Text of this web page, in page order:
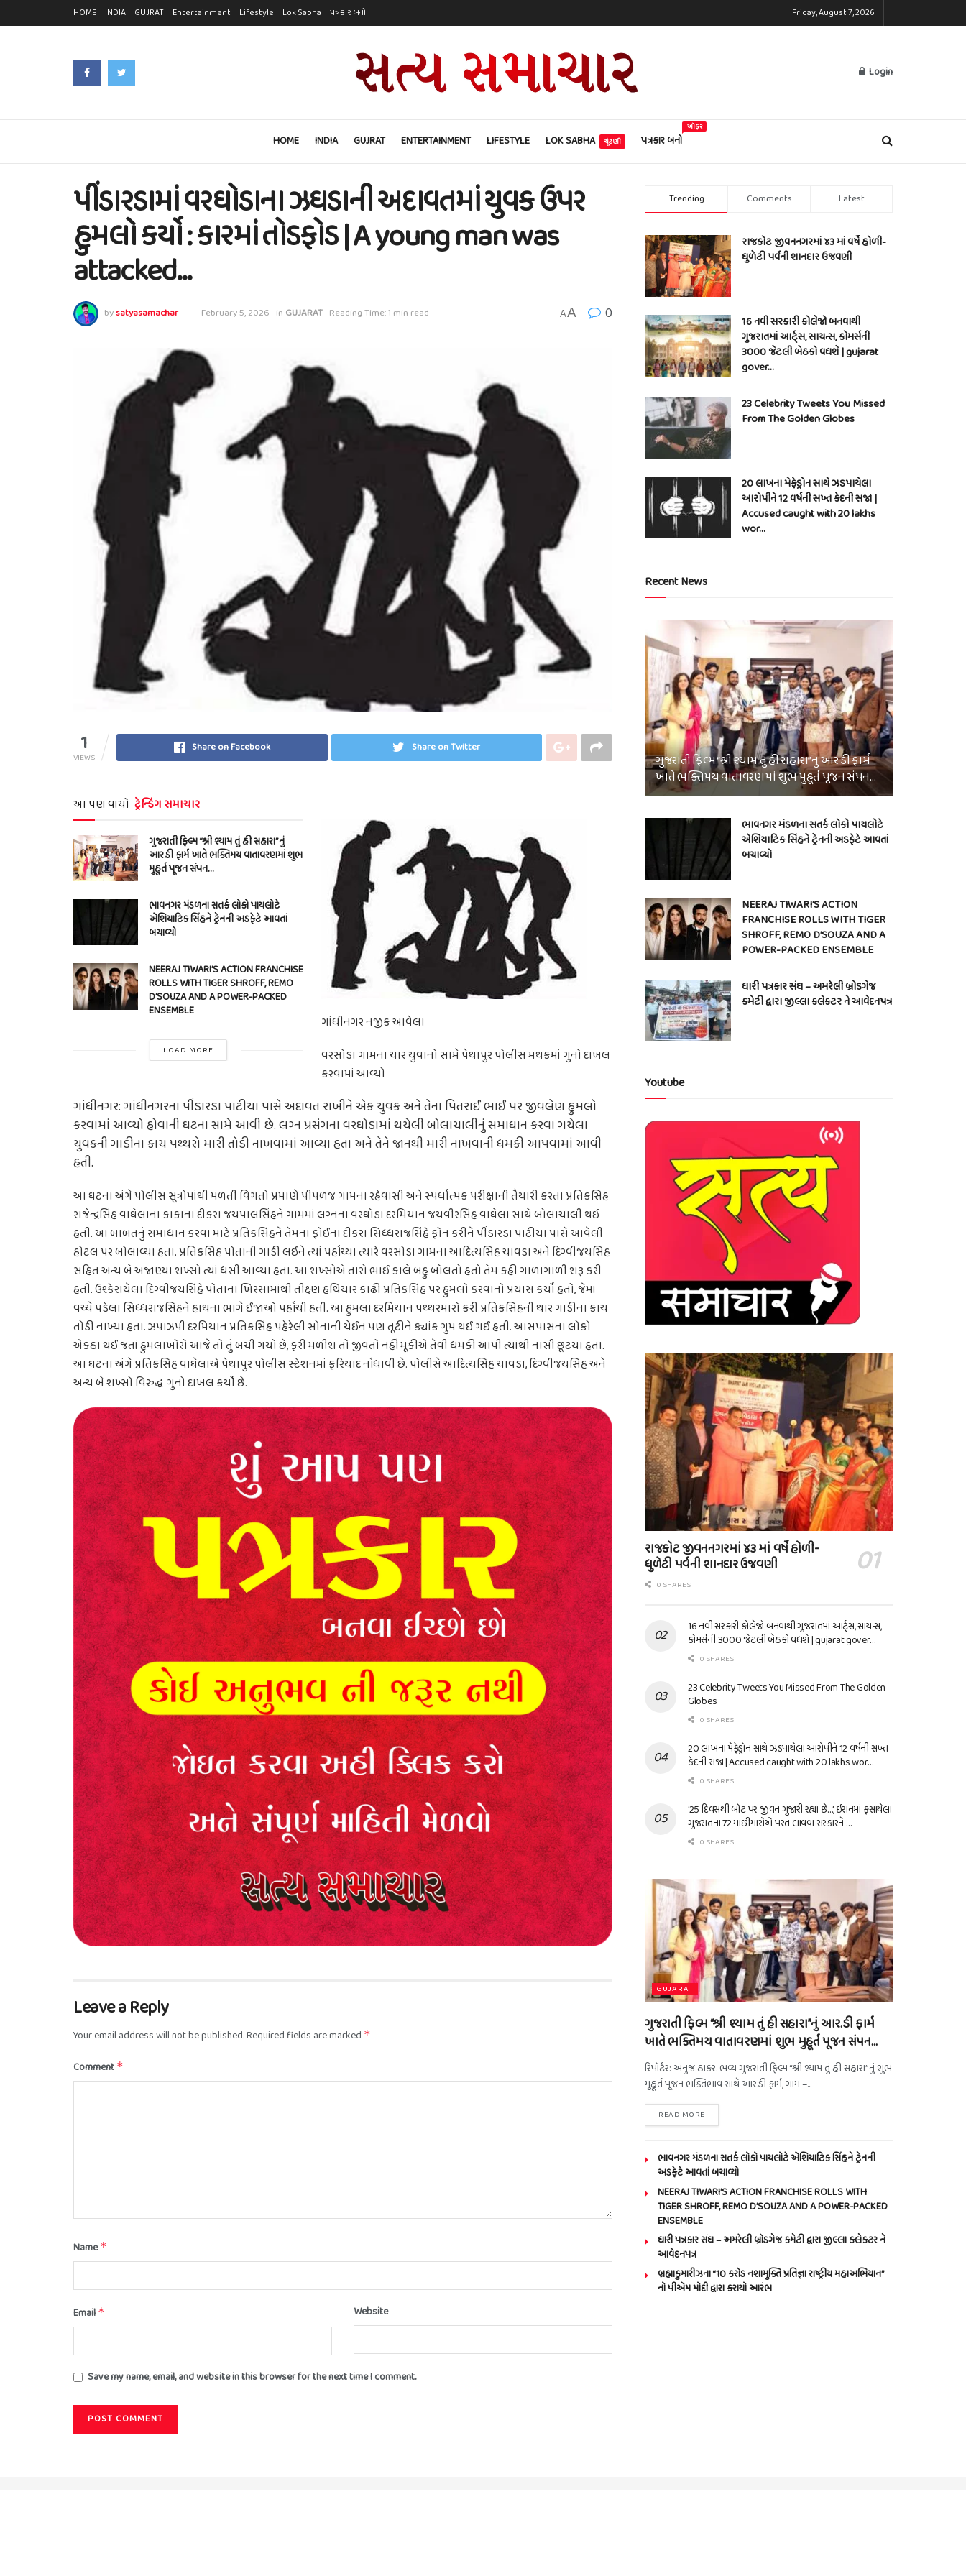
HOME INDIA GUJRAT Entertainment Lifestyle Lok Sabha પત્રકાર બનો Friday, August 7, 2026
Login
HOME INDIA GUJRAT ENTERTAINMENT LIFESTYLE LOK SABHA ચૂંટણી પત્રકાર બનો
ઓફર
પીંડારડામાં વરઘોડાના ઝઘડાની અદાવતમાં યુવક ઉપર
હુમલો કર્યો : કારમાં તોડફોડ | A young man was
attacked…
bysatyasamachar February 5, 2026 in GUJARAT Reading Time: 1 min read AA 0
1
VIEWS
Share on Facebook Share on Twitter
આ પણ વાંચો ટ્રેન્ડિંગ સમાચાર
ગુજરાતી ફિલ્મ “શ્રી શ્યામ તું હી સહારા”નું
આર.ડી ફાર્મ ખાતે ભક્તિમય વાતાવરણમાં શુભ
મુહૂર્ત પૂજન સંપન…
ભાવનગર મંડળના સતર્ક લોકો પાયલોટે
એશિયાટિક સિંહને ટ્રેનની અડફેટે આવતાં
બચાવ્યો
NEERAJ TIWARI’S ACTION FRANCHISE
ROLLS WITH TIGER SHROFF, REMO
D’SOUZA AND A POWER-PACKED
ENSEMBLE
LOAD MORE
ગાંધીનગર નજીક આવેલા
વરસોડા ગામના ચાર યુવાનો સામે પેથાપુર પોલીસ મથકમાં ગુનો દાખલ
કરવામાં આવ્યો
ગાંધીનગર: ગાંધીનગરના પીંડારડા પાટીયા પાસે અદાવત રાખીને એક યુવક અને તેના પિતરાઈ ભાઈ પર જીવલેણ હુમલો
કરવામાં આવ્યો હોવાની ઘટના સામે આવી છે. લગ્ન પ્રસંગના વરઘોડામાં થયેલી બોલાચાલીનું સમાધાન કરવા ગયેલા
યુવકની ગાડીના કાચ પથ્થરો મારી તોડી નાખવામાં આવ્યા હતા અને તેને જાનથી મારી નાખવાની ધમકી આપવામાં આવી
હતી.
આ ઘટના અંગે પોલીસ સૂત્રોમાંથી મળતી વિગતો પ્રમાણે પીપળજ ગામના રહેવાસી અને સ્પર્ધાત્મક પરીક્ષાની તૈયારી કરતા પ્રતિકસિંહ
રાજેન્દ્રસિંહ વાઘેલાના કાકાના દીકરા જયપાલસિંહને ગામમાં લગ્નના વરઘોડા દરમિયાન જયવીરસિંહ વાઘેલા સાથે બોલાચાલી થઈ
હતી. આ બાબતનું સમાધાન કરવા માટે પ્રતિકસિંહને તેમના ફોઈના દીકરા સિધ્ધરાજસિંહે ફોન કરીને પીંડારડા પાટીયા પાસે આવેલી
હોટલ પર બોલાવ્યા હતા. પ્રતિકસિંહ પોતાની ગાડી લઈને ત્યાં પહોંચ્યા ત્યારે વરસોડા ગામના આદિત્યસિંહ ચાવડા અને દિગ્વીજયસિંહ
સહિત અન્ય બે અજાણ્યા શખ્સો ત્યાં ધસી આવ્યા હતા. આ શખ્સોએ તારો ભાઈ કાલે બહુ બોલતો હતો તેમ કહી ગાળાગાળી શરૂ કરી
હતી. ઉશ્કેરાયેલા દિગ્વીજયસિંહે પોતાના ખિસ્સામાંથી તીક્ષ્ણ હથિયાર કાઢી પ્રતિકસિંહ પર હુમલો કરવાનો પ્રયાસ કર્યો હતો, જેમાં
વચ્ચે પડેલા સિધ્ધરાજસિંહને હાથના ભાગે ઈજાઓ પહોંચી હતી. આ હુમલા દરમિયાન પથ્થરમારો કરી પ્રતિકસિંહની થાર ગાડીના કાચ
તોડી નાખ્યા હતા. ઝપાઝપી દરમિયાન પ્રતિકસિંહ પહેરેલી સોનાની ચેઈન પણ તૂટીને ક્યાંક ગુમ થઈ ગઈ હતી. આસપાસના લોકો
એકઠા થઈ જતાં હુમલાખોરો આજે તો તું બચી ગયો છે, ફરી મળીશ તો જીવતો નહીં મૂકીએ તેવી ધમકી આપી ત્યાંથી નાસી છૂટયા હતા.
આ ઘટના અંગે પ્રતિકસિંહ વાઘેલાએ પેથાપુર પોલીસ સ્ટેશનમાં ફરિયાદ નોંધાવી છે. પોલીસે આદિત્યસિંહ ચાવડા, દિગ્વીજયસિંહ અને
અન્ય બે શખ્સો વિરુદ્ધ ગુનો દાખલ કર્યો છે.
Leave a Reply
Your email address will not be published.Required fields are marked *
Comment *
Name*
Email * Website
Save my name, email, and website in this browser for the next time I comment.
Trending Comments Latest
રાજકોટ જીવનનગરમાં ૪૩ માં વર્ષે હોળી-
ધુળેટી પર્વની શાનદાર ઉજવણી
16 નવી સરકારી કોલેજો બનવાથી
ગુજરાતમાં આર્ટ્સ, સાયન્સ, કોમર્સની
3000 જેટલી બેઠકો વધશે | gujarat
gover…
23 Celebrity Tweets You Missed
From The Golden Globes
20 લાખના મેફેડ્રોન સાથે ઝડપાયેલા
આરોપીને 12 વર્ષની સખ્ત કેદની સજા |
Accused caught with 20 lakhs
wor…
Recent News
ગુજરાતી ફિલ્મ “શ્રી શ્યામ તું હી સહારા”નું આર.ડી ફાર્મ
ખાતે ભક્તિમય વાતાવરણમાં શુભ મુહૂર્ત પૂજન સંપન…
ભાવનગર મંડળના સતર્ક લોકો પાયલોટે
એશિયાટિક સિંહને ટ્રેનની અડફેટે આવતાં
બચાવ્યો
NEERAJ TIWARI’S ACTION
FRANCHISE ROLLS WITH TIGER
SHROFF, REMO D’SOUZA AND A
POWER-PACKED ENSEMBLE
ધારી પત્રકાર સંઘ – અમરેલી બ્રોડગેજ
કમેટી દ્વારા જીલ્લા કલેકટર ને આવેદનપત્ર
Youtube
રાજકોટ જીવનનગરમાં ૪૩ માં વર્ષે હોળી-
ધુળેટી પર્વની શાનદાર ઉજવણી
0 SHARES
16 નવી સરકારી કોલેજો બનવાથી ગુજરાતમાં આર્ટ્સ, સાયન્સ,
કોમર્સની 3000 જેટલી બેઠકો વધશે | gujarat gover…
0 SHARES
23 Celebrity Tweets You Missed From The Golden
Globes
0 SHARES
20 લાખના મેફેડ્રોન સાથે ઝડપાયેલા આરોપીને 12 વર્ષની સખ્ત
કેદની સજા | Accused caught with 20 lakhs wor…
0 SHARES
’25 દિવસથી બોટ પર જીવન ગુજારી રહ્યા છે…’, ઈરાનમાં ફસાયેલા
ગુજરાતના 72 માછીમારોએ પરત લાવવા સરકારને …
0 SHARES
GUJARAT
ગુજરાતી ફિલ્મ “શ્રી શ્યામ તું હી સહારા”નું આર.ડી ફાર્મ
ખાતે ભક્તિમય વાતાવરણમાં શુભ મુહૂર્ત પૂજન સંપન…
રિપોર્ટર: અનુજ ઠાકર. ભવ્ય ગુજરાતી ફિલ્મ “શ્રી શ્યામ તું હી સહારા”નું શુભ
મુહૂર્ત પૂજન ભક્તિભાવ સાથે આર.ડી ફાર્મ, ગામ –...
READ MORE
ભાવનગર મંડળના સતર્ક લોકો પાયલોટે એશિયાટિક સિંહને ટ્રેનની
અડફેટે આવતાં બચાવ્યો
NEERAJ TIWARI’S ACTION FRANCHISE ROLLS WITH
TIGER SHROFF, REMO D’SOUZA AND A POWER-PACKED
ENSEMBLE
ધારી પત્રકાર સંઘ – અમરેલી બ્રોડગેજ કમેટી દ્વારા જીલ્લા કલેકટર ને
આવેદનપત્ર
બ્રહ્માકુમારીઝના “10 કરોડ નશામુક્તિ પ્રતિજ્ઞા રાષ્ટ્રીય મહાઅભિયાન”
નો પીએમ મોદી દ્વારા કરાયો આરંભ